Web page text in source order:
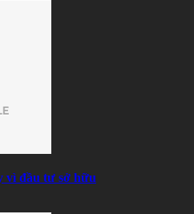
vì đầu tư sở hữu